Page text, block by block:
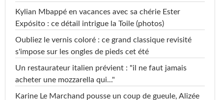
Kylian Mbappé en vacances avec sa chérie Ester
Expósito : ce détail intrigue la Toile (photos)
Oubliez le vernis coloré : ce grand classique revisité
s'impose sur les ongles de pieds cet été
Un restaurateur italien prévient : "il ne faut jamais
acheter une mozzarella qui..."
Karine Le Marchand pousse un coup de gueule, Alizée